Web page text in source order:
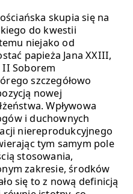
skupia się na
do kwestii
niejako od
papieża Jana XXIII,
II Soborem
szczegółowo
nowej
Wpływowa
i duchownych
niereprodukcyjnego
tym samym pole
stosowania,
zakresie, środków
się to z nową definicją